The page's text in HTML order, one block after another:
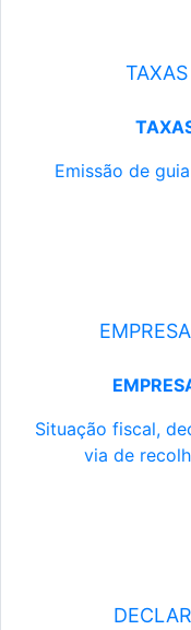
Emissão de
Situação fiscal,
via de